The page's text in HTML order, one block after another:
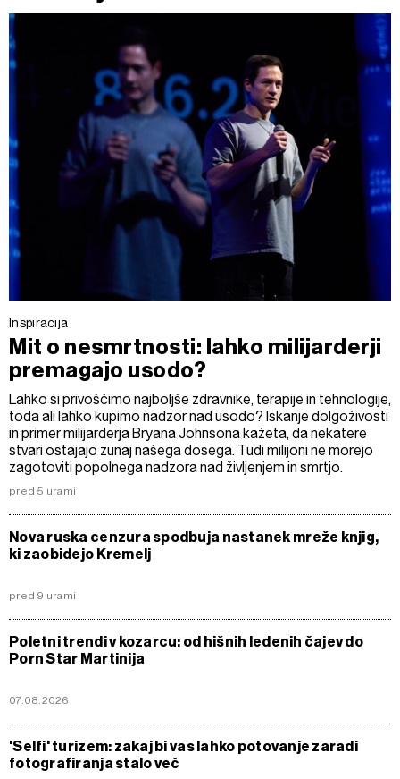
Inspiracija
Mit o nesmrtnosti: lahko milijarderji
premagajo usodo?
Lahko si privoščimo najboljše zdravnike, terapije in tehnologije,
toda ali lahko kupimo nadzor nad usodo? Iskanje dolgoživosti
in primer milijarderja Bryana Johnsona kažeta, da nekatere
stvari ostajajo zunaj našega dosega. Tudi milijoni ne morejo
zagotoviti popolnega nadzora nad življenjem in smrtjo.
pred 5 urami
Nova ruska cenzura spodbuja nastanek mreže knjig,
ki zaobidejo Kremelj
pred 9 urami
Poletni trendi v kozarcu: od hišnih ledenih čajev do
Porn Star Martinija
07.08.2026
'Selfi' turizem: zakaj bi vas lahko potovanje zaradi
fotografiranja stalo več